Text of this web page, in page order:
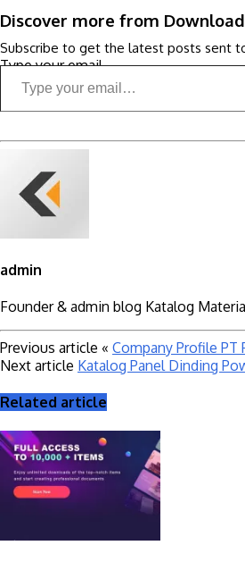
Discover more from
Subscribe to get the latest posts sent
Type your email…
admin
Founder & admin blog Katalog
Previous article « Company Profile
Next article Katalog Panel Dinding
Related article